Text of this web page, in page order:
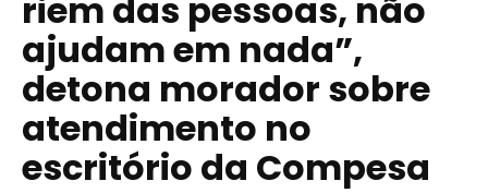
riem das pessoas, não
ajudam em nada”,
detona morador sobre
atendimento no
escritório da Compesa